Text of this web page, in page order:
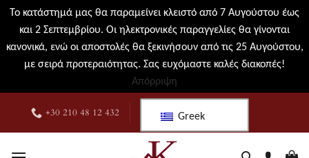
Το κατάστημά μας θα παραμείνει κλειστό από 7 Αυγούστου έως
και 2 Σεπτεμβρίου. Οι ηλεκτρονικές παραγγελίες θα γίνονται
κανονικά, ενώ οι αποστολές θα ξεκινήσουν από τις 25 Αυγούστου,
με σειρά προτεραιότητας. Σας ευχόμαστε καλές διακοπές!
Απόρριψη
περιεχόμενο
+30 210 48 12 432 Greek